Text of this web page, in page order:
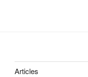
Articles